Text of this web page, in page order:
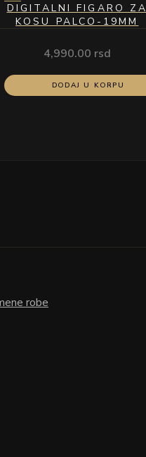
DIGITALNI FIGARO ZA
KOSU PALCO-19MM
4,990.00 rsd
DODAJ U KORPU
robe